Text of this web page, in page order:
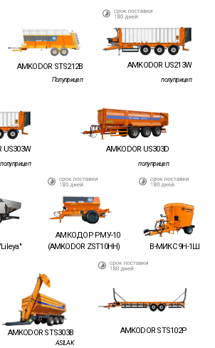
AMKODOR STS212B
Полуприцеп
AMKODOR US213W
полуприцеп
US303W
полуприцеп
AMKODOR US303D
полуприцеп
АМКОДОР РМУ-10
(AMKODOR ZST10HH)
В-МИКС 9Н-1Ш
AMKODOR STS303B
ASILAK
AMKODOR STS102P